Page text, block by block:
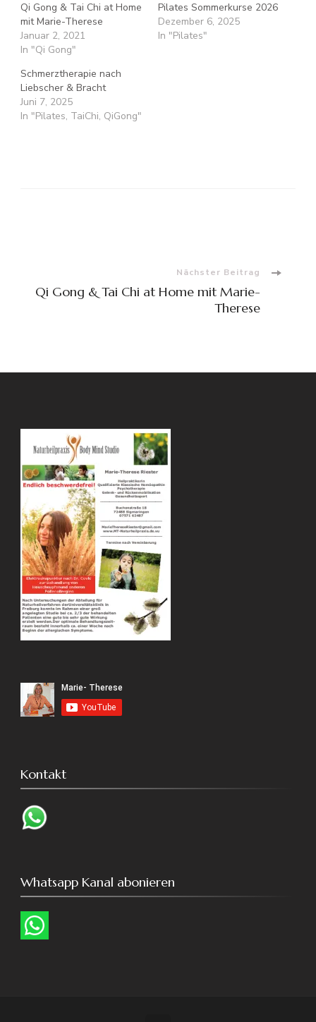
Qi Gong & Tai Chi at Home
mit Marie-Therese
Januar 2, 2021
In "Qi Gong"
Pilates Sommerkurse 2026
Dezember 6, 2025
In "Pilates"
Schmerztherapie nach
Liebscher & Bracht
Juni 7, 2025
In "Pilates, TaiChi, QiGong"
Nächster Beitrag
Qi Gong & Tai Chi at Home mit Marie-
Therese
Kontakt
Whatsapp Kanal abonieren